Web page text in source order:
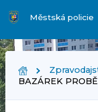
Městská policie
BAZÁREK